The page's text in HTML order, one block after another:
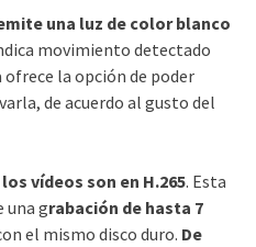
una luz de color blanco
movimiento detectado
la opción de poder
de acuerdo al gusto del
vídeos son en H.265. Esta
grabación de hasta 7
el mismo disco duro. De